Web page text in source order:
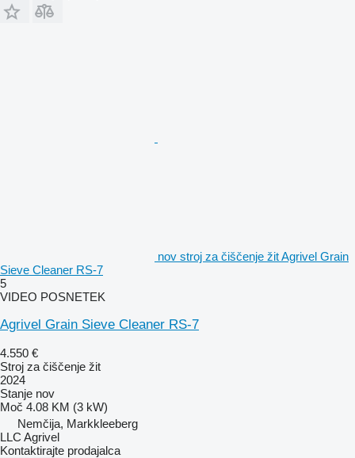
nov stroj za čiščenje žit Agrivel Grain
Sieve Cleaner RS-7
5
VIDEO POSNETEK
Agrivel Grain Sieve Cleaner RS-7
4.550 €
Stroj za čiščenje žit
2024
Stanje nov
Moč 4.08 KM (3 kW)
Nemčija, Markkleeberg
LLC Agrivel
Kontaktirajte prodajalca